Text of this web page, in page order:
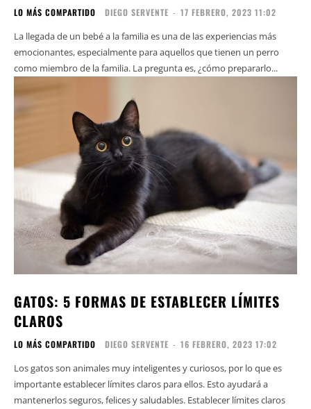
LO MÁS COMPARTIDO DIEGO SERVENTE - 17 FEBRERO, 2023 11:02
La llegada de un bebé a la familia es una de las experiencias más
emocionantes, especialmente para aquellos que tienen un perro
como miembro de la familia. La pregunta es, ¿cómo prepararlo...
GATOS: 5 FORMAS DE ESTABLECER LÍMITES
CLAROS
LO MÁS COMPARTIDO DIEGO SERVENTE - 16 FEBRERO, 2023 17:02
Los gatos son animales muy inteligentes y curiosos, por lo que es
importante establecer límites claros para ellos. Esto ayudará a
mantenerlos seguros, felices y saludables. Establecer límites claros